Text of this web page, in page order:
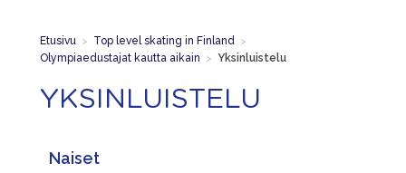
Etusivu > Top level skating in Finland >
Olympiaedustajat kautta aikain > Yksinluistelu
YKSINLUISTELU
Naiset